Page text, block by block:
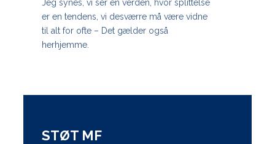
Jeg synes, vi ser en verden, hvor splittelse
er en tendens, vi desværre må være vidne
til alt for ofte – Det gælder også
herhjemme.
STØT MF